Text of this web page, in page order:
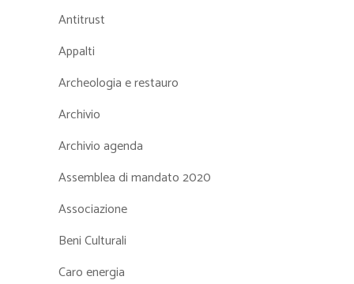
Antitrust
Appalti
Archeologia e restauro
Archivio
Archivio agenda
Assemblea di mandato 2020
Associazione
Beni Culturali
Caro energia